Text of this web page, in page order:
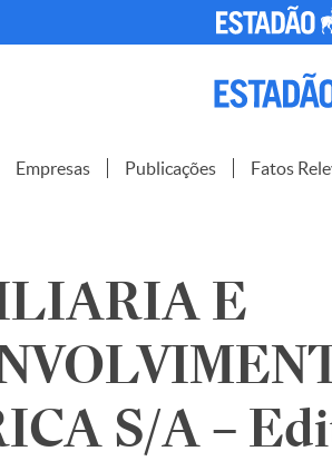
Empresas Publicações Fatos
E
S/A –